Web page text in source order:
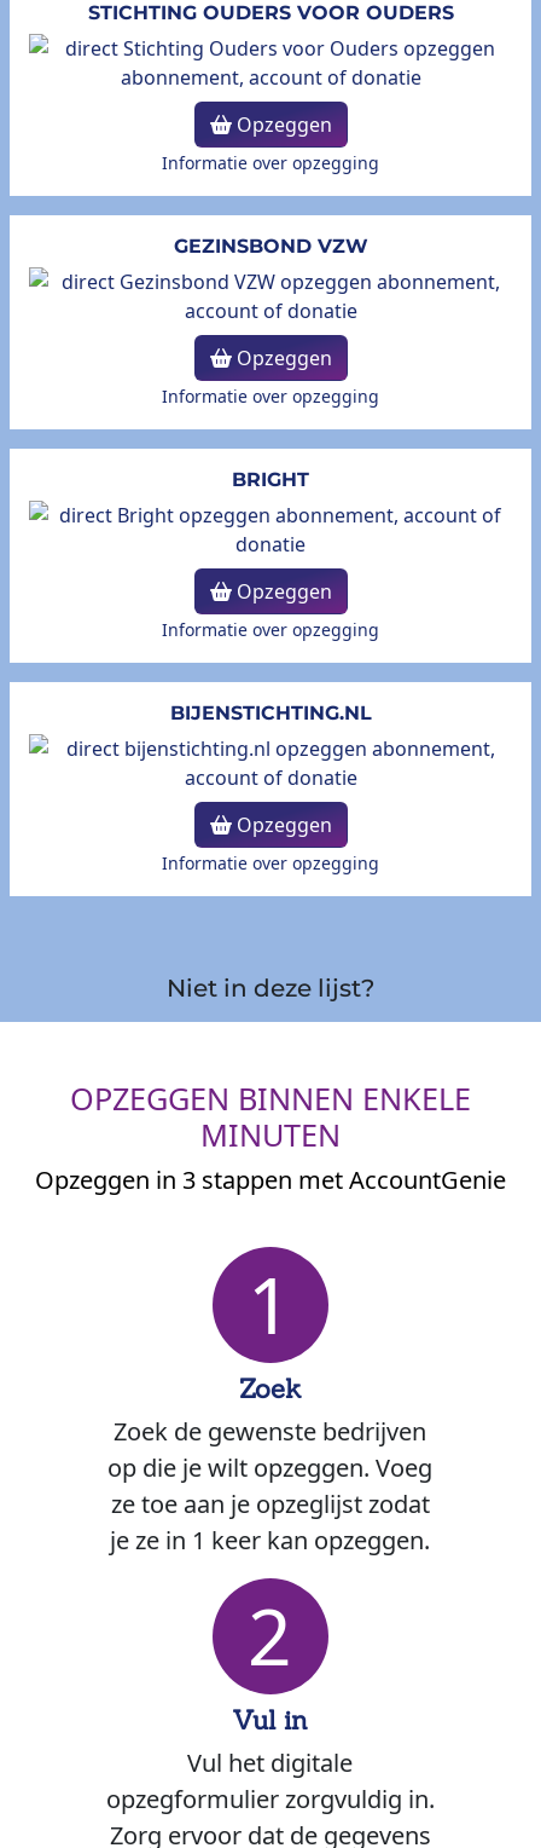
STICHTING OUDERS VOOR OUDERS
Opzeggen
Informatie over opzegging
GEZINSBOND VZW
Opzeggen
Informatie over opzegging
BRIGHT
Opzeggen
Informatie over opzegging
BIJENSTICHTING.NL
Opzeggen
Informatie over opzegging
Niet in deze lijst?
OPZEGGEN BINNEN ENKELE
MINUTEN
Opzeggen in 3 stappen met AccountGenie
1
Zoek
Zoek de gewenste bedrijven
op die je wilt opzeggen. Voeg
ze toe aan je opzeglijst zodat
je ze in 1 keer kan opzeggen.
2
Vul in
Vul het digitale
opzegformulier zorgvuldig in.
Zorg ervoor dat de gegevens